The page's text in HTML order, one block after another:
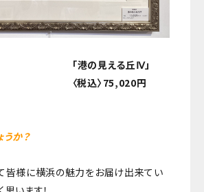
「港の見える丘Ⅳ」
〉75,020円
うか？
皆様に横浜の魅力をお届け出来てい